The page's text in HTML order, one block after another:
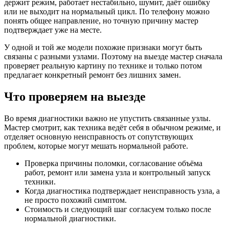
держит режим, работает нестабильно, шумит, даёт ошибку
или не выходит на нормальный цикл. По телефону можно
понять общее направление, но точную причину мастер
подтверждает уже на месте.
У одной и той же модели похожие признаки могут быть
связаны с разными узлами. Поэтому на выезде мастер сначала
проверяет реальную картину по технике и только потом
предлагает конкретный ремонт без лишних замен.
Что проверяем на выезде
Во время диагностики важно не упустить связанные узлы.
Мастер смотрит, как техника ведёт себя в обычном режиме, и
отделяет основную неисправность от сопутствующих
проблем, которые могут мешать нормальной работе.
Проверка причины поломки, согласование объёма
работ, ремонт или замена узла и контрольный запуск
техники.
Когда диагностика подтверждает неисправность узла, а
не просто похожий симптом.
Стоимость и следующий шаг согласуем только после
нормальной диагностики.